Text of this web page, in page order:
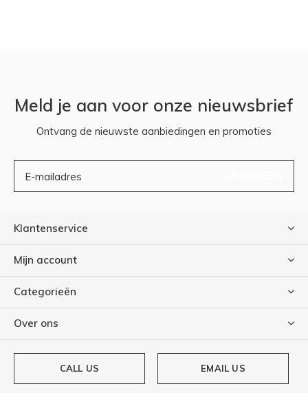
Meld je aan voor onze nieuwsbrief
Ontvang de nieuwste aanbiedingen en promoties
Klantenservice
Mijn account
Categorieën
Over ons
CALL US EMAIL US